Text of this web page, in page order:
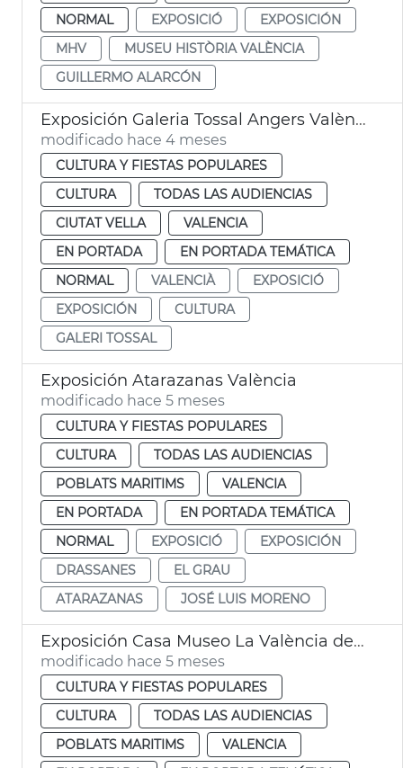
NORMAL
EXPOSICIÓ
EXPOSICIÓN
MHV
MUSEU HISTÒRIA VALÈNCIA
GUILLERMO ALARCÓN
Exposición Galeria Tossal Angers València
modificado hace 4 meses
CULTURA Y FIESTAS POPULARES
CULTURA
TODAS LAS AUDIENCIAS
CIUTAT VELLA
VALENCIA
EN PORTADA
EN PORTADA TEMÁTICA
NORMAL
VALENCIÀ
EXPOSICIÓ
EXPOSICIÓN
CULTURA
GALERI TOSSAL
Exposición Atarazanas València
modificado hace 5 meses
CULTURA Y FIESTAS POPULARES
CULTURA
TODAS LAS AUDIENCIAS
POBLATS MARITIMS
VALENCIA
EN PORTADA
EN PORTADA TEMÁTICA
NORMAL
EXPOSICIÓ
EXPOSICIÓN
DRASSANES
EL GRAU
ATARAZANAS
JOSÉ LUIS MORENO
Exposición Casa Museo La València de Blasco Ibáñez
modificado hace 5 meses
CULTURA Y FIESTAS POPULARES
CULTURA
TODAS LAS AUDIENCIAS
POBLATS MARITIMS
VALENCIA